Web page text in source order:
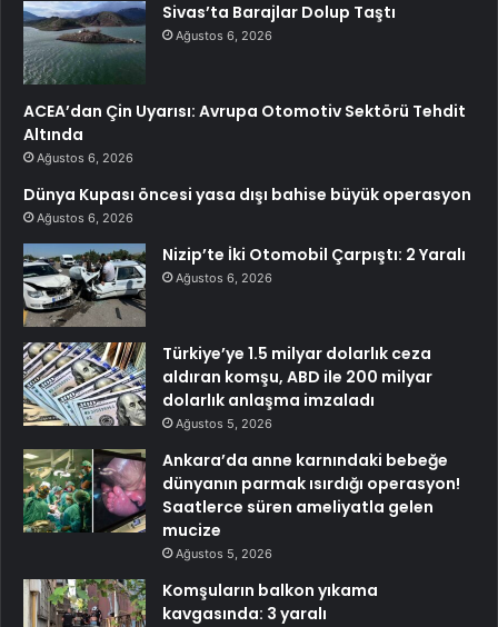
Sivas’ta Barajlar Dolup Taştı
Ağustos 6, 2026
ACEA’dan Çin Uyarısı: Avrupa Otomotiv Sektörü Tehdit
Altında
Ağustos 6, 2026
Dünya Kupası öncesi yasa dışı bahise büyük operasyon
Ağustos 6, 2026
Nizip’te İki Otomobil Çarpıştı: 2 Yaralı
Ağustos 6, 2026
Türkiye’ye 1.5 milyar dolarlık ceza
aldıran komşu, ABD ile 200 milyar
dolarlık anlaşma imzaladı
Ağustos 5, 2026
Ankara’da anne karnındaki bebeğe
dünyanın parmak ısırdığı operasyon!
Saatlerce süren ameliyatla gelen
mucize
Ağustos 5, 2026
Komşuların balkon yıkama
kavgasında: 3 yaralı